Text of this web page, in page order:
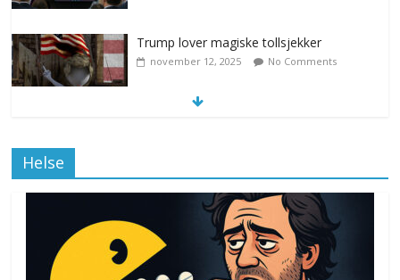
Trump lover magiske tollsjekker
november 12, 2025 No Comments
Drone stopper flytrafikken i Stockholm,
ekspert mistenker MDG
Helse